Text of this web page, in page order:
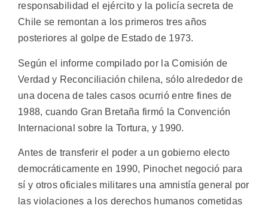
responsabilidad el ejército y la policía secreta de
Chile se remontan a los primeros tres años
posteriores al golpe de Estado de 1973.
Según el informe compilado por la Comisión de
Verdad y Reconciliación chilena, sólo alrededor de
una docena de tales casos ocurrió entre fines de
1988, cuando Gran Bretaña firmó la Convención
Internacional sobre la Tortura, y 1990.
Antes de transferir el poder a un gobierno electo
democráticamente en 1990, Pinochet negoció para
sí y otros oficiales militares una amnistía general por
las violaciones a los derechos humanos cometidas